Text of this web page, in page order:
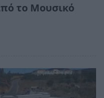
το Μουσικό